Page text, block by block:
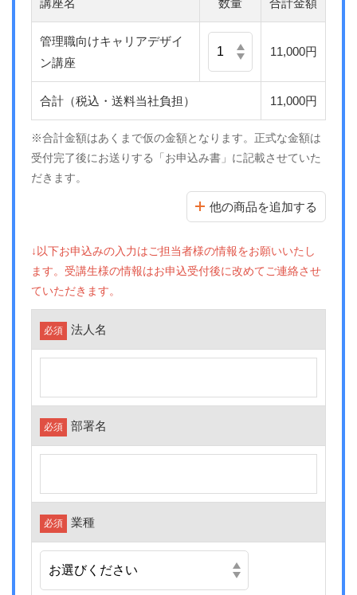
講座名 数量 合計金額
管理職向けキャリアデザイ
ン講座
11,000円
合計（税込・送料当社負担） 11,000円
※合計金額はあくまで仮の金額となります。正式な金額は
受付完了後にお送りする「お申込み書」に記載させていた
だきます。
他の商品を追加する
↓以下お申込みの入力はご担当者様の情報をお願いいたし
ます。受講生様の情報はお申込受付後に改めてご連絡させ
ていただきます。
必須 法人名
必須 部署名
必須 業種